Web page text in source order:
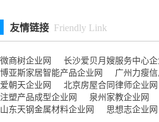
友情链接 Friendly Link
微商树企业网 长沙爱贝月嫂服务中心企
博亚斯家居智能产品企业网
广州力瘦
爱朝天企业网
北京房屋合同律师企业网
注塑产品成型企业网
泉州家教企业网
山东天钢金属材料企业网
思想志企业网